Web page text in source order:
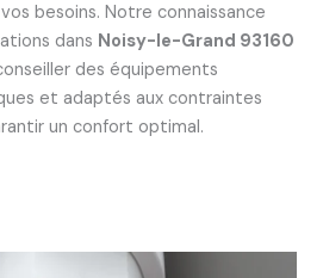
besoins. Notre connaissance
dans Noisy-le-Grand 93160
des équipements
et adaptés aux contraintes
un confort optimal.